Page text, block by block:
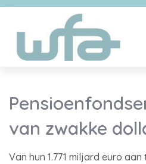
van zwakke
Van hun 1.771 miljard euro